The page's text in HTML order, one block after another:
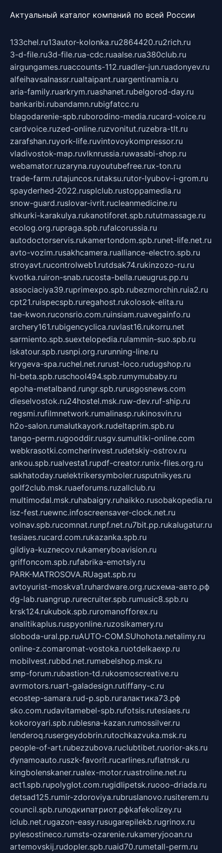
Актуальный каталог компаний по всей России
133chel.ru13autor-kolonka.ru2864420.ru2rich.ru
3-d-file.ru3d-file.rua-cdc.ruaalse.rua380club.ru
airgungames.ruaccounts-112.ruadler-jun.ruadonyev.ru
alfeihavsalnassr.rualtaipant.ruargentinamia.ru
aria-family.ruarkrym.ruashanet.rubelgorod-day.ru
bankaribi.rubandamn.rubigfatcc.ru
blagodarenie-spb.ruborodino-media.rucard-voice.ru
cardvoice.ruzed-online.ruzvonitut.ruzebra-tlt.ru
zarafshan.ruyork-life.ruvintovoykompressor.ru
vladivostok-map.ruvlknrussia.ruwasabi-shop.ru
webamator.ruzaryna.ruyoutubefree.rux-ton.ru
trade-farm.rutajuncos.rutaksu.rutor-lyubov-i-grom.ru
spayderhed-2022.rusplclub.rustoppamedia.ru
snow-guard.ruslovar-ivrit.rucleanmedicine.ru
shkurki-karakulya.rukanotiforet.spb.rututmassage.ru
ecolog.org.rupraga.spb.rufalcorussia.ru
autodoctorservis.rukamertondom.spb.runet-life.net.ru
avto-vozim.rusakhcamera.rualliance-electro.spb.ru
stroyavt.rucontrolweb1.rutdsak74.rukinzozo-ru.ru
kvotka.ruiron-snab.rucosta-bella.rueugrus.pp.ru
associaciya39.ruprimexpo.spb.rubezmorchin.ruia2.ru
cpt21.ruispecspb.ruregahost.rukolosok-elita.ru
tae-kwon.ruconsrio.com.ruinsiam.ruavegainfo.ru
archery161.rubigencyclica.ruvlast16.rukorru.net
sarmiento.spb.suextelopedia.rulammin-suo.spb.ru
iskatour.spb.rusnpi.org.rurunning-line.ru
krygeva-spa.ruchel.net.rurust-loco.rudugshop.ru
hl-beta.spb.ruschool494.spb.rumymubaby.ru
epoha-metalband.rungr.spb.rurusgosnews.com
dieselvostok.ru24hostel.msk.ruw-dev.ruf-ship.ru
regsmi.rufilmnetwork.rumalinasp.rukinosvin.ru
h2o-salon.rumalutkayork.rudeltaprim.spb.ru
tango-perm.rugooddir.rusgv.sumultiki-online.com
webkrasotki.comcherinvest.rudetskiy-ostrov.ru
ankou.spb.rualvesta1.rupdf-creator.runix-files.org.ru
sakhatoday.ruelektrikersymboler.rusputnikyes.ru
golf2club.msk.ruaeforums.ruzallclub.ru
multimodal.msk.ruhabaigry.ruhaikko.rusobakopedia.ru
isz-fest.ruewnc.infoscreensaver-clock.net.ru
volnav.spb.rucomnat.runpf.net.ru7bit.pp.rukalugatur.ru
tesiaes.rucard.com.rukazanka.spb.ru
gildiya-kuznecov.rukameryboavision.ru
griffoncom.spb.rufabrika-emotsiy.ru
PARK-MATROSOVA.RUagat.spb.ru
avtoyurist-moskva1.ruhardware.org.ruсхема-авто.рф
dg-lab.ruangrup.rurecruiter.spb.rumusic8.spb.ru
krsk124.rukubok.spb.ruromanofforex.ru
analitikaplus.ruspyonline.ruzosikamery.ru
sloboda-ural.pp.ruAUTO-COM.SUhohota.netalimy.ru
online-z.comaromat-vostoka.ruotdelkaexp.ru
mobilvest.rubbd.net.rumebelshop.msk.ru
smp-forum.rubastion-td.rukosmoscreative.ru
avrmotors.ruart-galadesign.rutiffany-c.ru
ecostep-samara.rud-p.spb.ruгалактика73.рф
sko.com.rudavitamebel-spb.rufotsis.rutesiaes.ru
kokoroyari.spb.rublesna-kazan.rumossilver.ru
lenderoq.rusergeydobrin.rutochkazvuka.msk.ru
people-of-art.rubezzubova.ruclubtibet.ruorior-aks.ru
dynamoauto.ruszk-favorit.rucarlines.ruflatnsk.ru
kingbolenskaner.rualex-motor.ruastroline.net.ru
act1.spb.rupolyglot.com.rugidlipetsk.ruooo-driada.ru
detsad125.rumir-zdoroviya.rubruslanovo.rusiterem.ru
council.spb.ruлодкипатриот.рфkafekolizey.ru
iclub.net.rugazon-easy.rusugarepilekb.rugrinox.ru
pylesostineco.rumsts-ozarenie.rukameryjooan.ru
artemovskij.rudopler.spb.ruaid70.rumetall-perm.ru